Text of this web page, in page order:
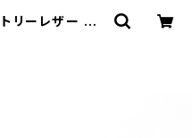
リーレザー BL